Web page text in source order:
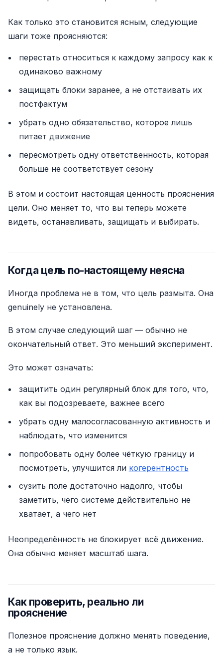
Как только это становится ясным, следующие
шаги тоже проясняются:
перестать относиться к каждому запросу как к
одинаково важному
защищать блоки заранее, а не отстаивать их
постфактум
убрать одно обязательство, которое лишь
питает движение
пересмотреть одну ответственность, которая
больше не соответствует сезону
В этом и состоит настоящая ценность прояснения
цели. Оно меняет то, что вы теперь можете
видеть, останавливать, защищать и выбирать.
Когда цель по-настоящему неясна
Иногда проблема не в том, что цель размыта. Она
genuinely не установлена.
В этом случае следующий шаг — обычно не
окончательный ответ. Это меньший эксперимент.
Это может означать:
защитить один регулярный блок для того, что,
как вы подозреваете, важнее всего
убрать одну малосогласованную активность и
наблюдать, что изменится
попробовать одну более чёткую границу и
посмотреть, улучшится ли когерентность
сузить поле достаточно надолго, чтобы
заметить, чего системе действительно не
хватает, а чего нет
Неопределённость не блокирует всё движение.
Она обычно меняет масштаб шага.
Как проверить, реально ли
прояснение
Полезное прояснение должно менять поведение,
а не только язык.